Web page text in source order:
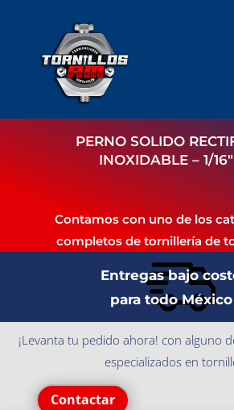
PERNO SOLIDO
INOXIDABLE – 1/16″
Contamos con uno de los
completos de tornillería de
Entregas bajo
para todo México
¡Levanta tu pedido ahora! con alguno
especializados en
Contactar